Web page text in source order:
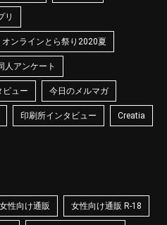
リ
オンラインとら祭り2020夏
人アンケート
ビュー 今日のメルマガ
印刷所インタビュー Creatia
女性向け通販 女性向け通販 R-18